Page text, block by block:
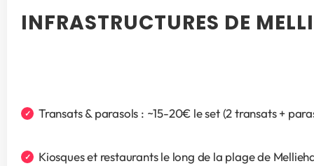
INFRASTRUCTURES DE
Transats & parasols : ~15-20€ le set (2 transats +
Kiosques et restaurants le long de la plage de